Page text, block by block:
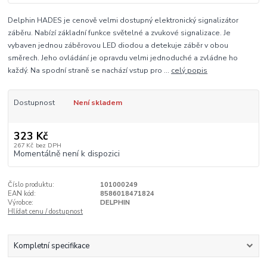
Delphin HADES je cenově velmi dostupný elektronický signalizátor
záběru. Nabízí základní funkce světelné a zvukové signalizace. Je
vybaven jednou záběrovou LED diodou a detekuje záběr v obou
směrech. Jeho ovládání je opravdu velmi jednoduché a zvládne ho
každý. Na spodní straně se nachází vstup pro ... celý popis
Dostupnost Není skladem
323 Kč
267 Kč bez DPH
Momentálně není k dispozici
Číslo produktu:
101000249
EAN kód:
8586018471824
Výrobce:
DELPHIN
Hlídat cenu / dostupnost
Kompletní specifikace